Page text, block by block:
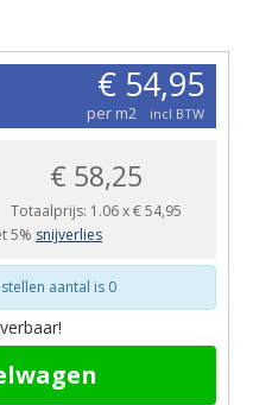
€ 54,95
per m2 incl BTW
€ 58,25
Totaalprijs: 1.06x€ 54,95
5% snijverlies
aantal is 0